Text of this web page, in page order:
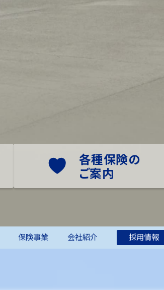
各種保険の
ご案内
保険事業 会社紹介 採用情報